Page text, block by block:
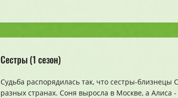
Сестры (1 сезон)
Судьба распорядилась так, что сестры-близнецы
разных странах. Соня выросла в Москве, а Алиса